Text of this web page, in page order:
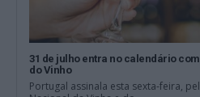
31 de julho entra no calendário
do Vinho
Portugal assinala esta sexta-feira,